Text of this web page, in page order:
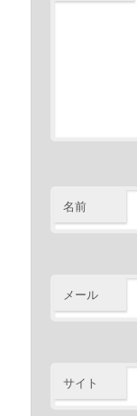
名前
メール
サイト